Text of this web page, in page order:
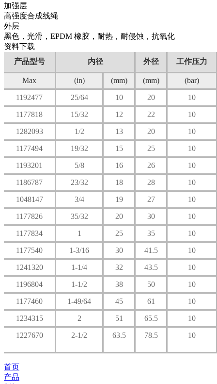
加强层
高强度合成线绳
外层
黑色，光滑，EPDM 橡胶，耐热，耐侵蚀，抗氧化
资料下载
产品型号
内径 外径 工作压力
Max (in) (mm) (mm) (bar)
1192477 25/64 10 20 10
1177818 15/32 12 22 10
1282093 1/2 13 20 10
1177494 19/32 15 25 10
1193201 5/8 16 26 10
1186787 23/32 18 28 10
1048147 3/4 19 27 10
1177826 35/32 20 30 10
1177834 1 25 35 10
1177540 1-3/16 30 41.5 10
1241320 1-1/4 32 43.5 10
1196804 1-1/2 38 50 10
1177460 1-49/64 45 61 10
1234315 2 51 65.5 10
1227670 2-1/2 63.5 78.5 10
首页
产品